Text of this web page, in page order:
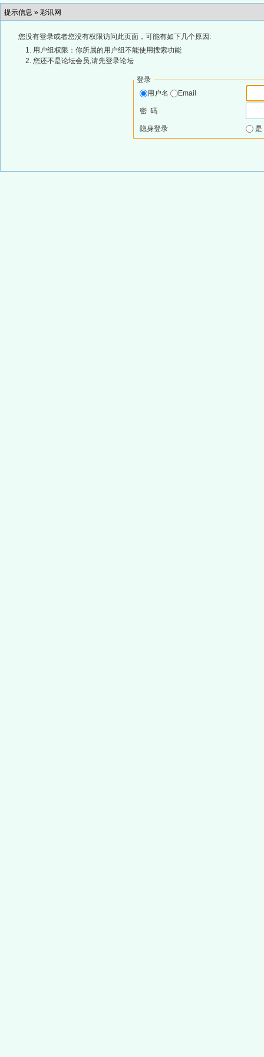
提示信息 » 彩讯网
您没有登录或者您没有权限访问此页面，可能有如下几个原因:
用户组权限：你所属的用户组不能使用搜索功能
您还不是论坛会员,请先登录论坛
登录
用户名
Email
密 码
隐身登录